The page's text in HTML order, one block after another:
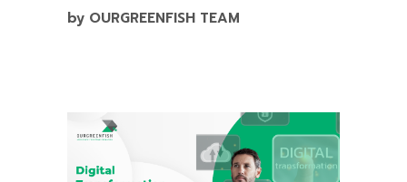
by OURGREENFISH TEAM